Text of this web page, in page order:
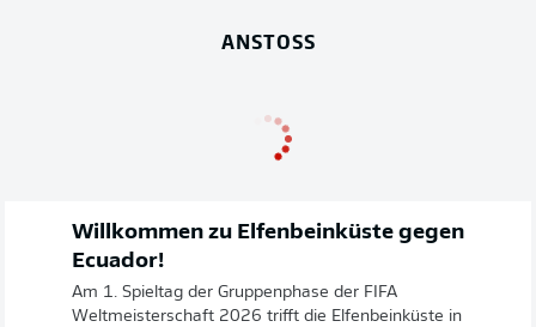
ANSTOSS
Willkommen zu Elfenbeinküste gegen
Ecuador!
Am 1. Spieltag der Gruppenphase der FIFA
Weltmeisterschaft 2026 trifft die Elfenbeinküste in